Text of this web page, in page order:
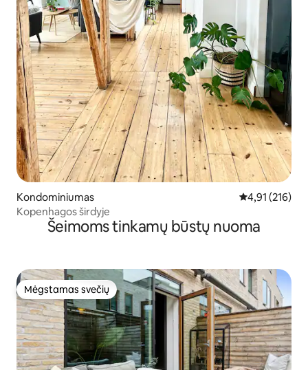
Kondominiumas Vidutinis
4,91 (216)
Kopenhagos širdyje
Šeimoms tinkamų būstų nuoma
Mėgstamas svečių
Mėgstamas svečių